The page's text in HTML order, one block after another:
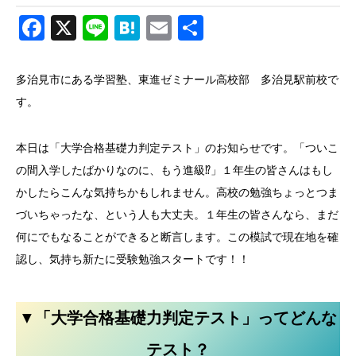
Facebook
X LineHatena
Email
多治見市にある学習塾、東進ゼミナール高校部 多治見駅前校で
す。
本日は「大学合格基礎力判定テスト」のお知らせです。「ついこ
の間入学したばかりなのに、もう進級⁉」１年生の皆さんはもし
かしたらこんな気持ちかもしれません。高校の勉強ちょっとつま
づいちゃったな、という人も大丈夫。１年生の皆さんなら、まだ
何にでもなることができると断言します。この模試で現在地を確
認し、気持ち新たに受験勉強スタートです！！
▼
「大学合格基礎力判定テスト」ってどんな
テスト？